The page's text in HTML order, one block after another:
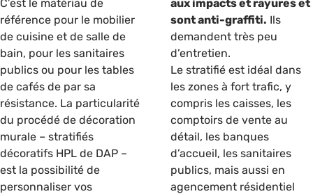
C’est le matériau de
référence pour le mobilier
de cuisine et de salle de
bain, pour les sanitaires
publics ou pour les tables
de cafés de par sa
résistance. La particularité
du procédé de décoration
murale – stratifiés
décoratifs HPL de DAP –
est la possibilité de
personnaliser vos
aux impacts et rayures et
sont anti-graffiti. Ils
demandent très peu
d’entretien.
Le stratifié est idéal dans
les zones à fort trafic, y
compris les caisses, les
comptoirs de vente au
détail, les banques
d’accueil, les sanitaires
publics, mais aussi en
agencement résidentiel